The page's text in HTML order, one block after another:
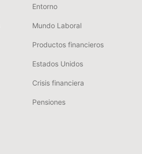
Entorno
Mundo Laboral
Productos financieros
Estados Unidos
Crisis financiera
Pensiones